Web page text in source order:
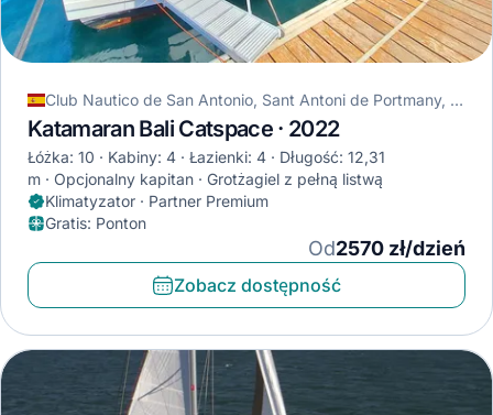
Club Nautico de San Antonio, Sant Antoni de Portmany, Hiszpania
Katamaran Bali Catspace · 2022
Łóżka: 10 Kabiny: 4 Łazienki: 4
Długość: 12,31
m
Opcjonalny kapitan
Grotżagiel z pełną listwą
Klimatyzator · Partner Premium
Gratis: Ponton
Od2570 zł/dzień
Zobacz dostępność